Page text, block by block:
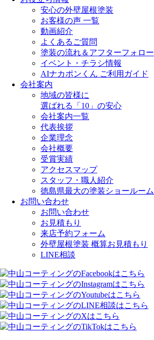
安心の外壁屋根塗装
お客様の声 一覧
動画紹介
よくあるご質問
塗装の流れ＆アフターフォロー
イベント・チラシ情報
AIナカポンくん ご利用ガイド
会社案内
地域の皆様に
選ばれる「10」の安心
会社案内一覧
代表挨拶
企業理念
会社概要
受賞実績
アクセスマップ
スタッフ・職人紹介
徳島県最大の塗装ショールーム
お問い合わせ
お問い合わせ
お見積もり
来店予約フォーム
外壁屋根塗装 概算お見積もり
LINE相談